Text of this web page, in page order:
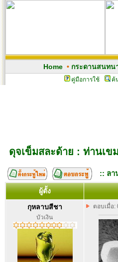
Home •กระดานสนทน
คู่มือการใช้ ค้
ดุจเข็มสละด้าย : ท่านเข
:: ลา
ผู้ตั้ง
กุหลาบสีชา
บัวเงิน
ตอบเมื่อ: